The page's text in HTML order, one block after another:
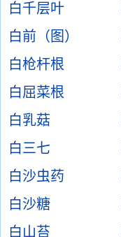
白千层叶
白前（图）
白枪杆根
白屈菜根
白乳菇
白三七
白沙虫药
白沙糖
白山苔